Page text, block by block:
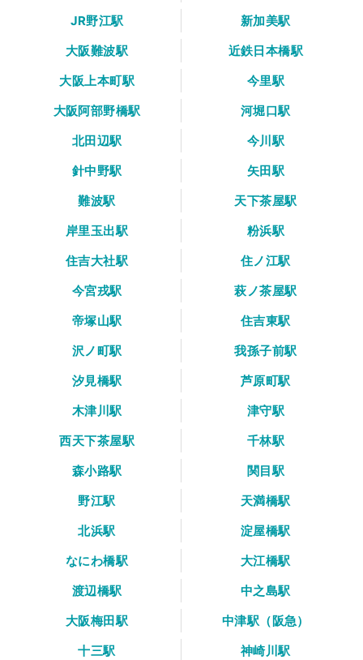
JR野江駅
新加美駅
大阪難波駅
近鉄日本橋駅
大阪上本町駅
今里駅
大阪阿部野橋駅
河堀口駅
北田辺駅
今川駅
針中野駅
矢田駅
難波駅
天下茶屋駅
岸里玉出駅
粉浜駅
住吉大社駅
住ノ江駅
今宮戎駅
萩ノ茶屋駅
帝塚山駅
住吉東駅
沢ノ町駅
我孫子前駅
汐見橋駅
芦原町駅
木津川駅
津守駅
西天下茶屋駅
千林駅
森小路駅
関目駅
野江駅
天満橋駅
北浜駅
淀屋橋駅
なにわ橋駅
大江橋駅
渡辺橋駅
中之島駅
大阪梅田駅
中津駅（阪急）
十三駅
神崎川駅